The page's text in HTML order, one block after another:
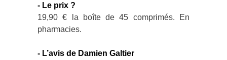
- Le prix ?
19,90 € la boîte de 45 comprimés. En
pharmacies.
- L’avis de Damien Galtier